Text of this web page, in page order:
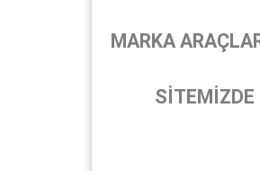
MARKA
SİTEMİZDE